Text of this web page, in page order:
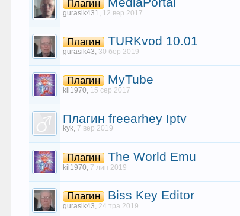
Плагин
gurasik431, 12 вер 2017
Плагин TURKvod 10.01
gurasik43, 30 бер 2019
Плагин MyTube
kil1970, 15 сер 2017
Плагин freearhey Iptv
kyk, 7 вер 2019
Плагин The World Emu
kil1970, 7 лип 2019
Плагин Biss Key Editor
gurasik43, 24 тра 2019